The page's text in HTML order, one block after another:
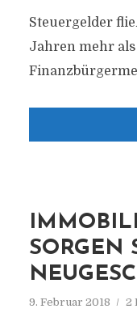
Steuergelder
Jahren mehr
SORGEN
9. Februar 2018 2